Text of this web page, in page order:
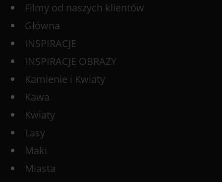
Filmy od naszych klientów
Główna
INSPIRACJE
INSPIRACJE OBRAZY
Kamienie i Kwiaty
Kawa
Kwiaty
Lasy
Maki
Miasta